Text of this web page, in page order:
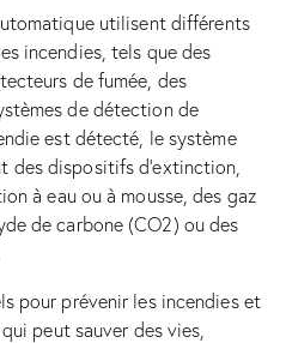
utilisent différents
incendies, tels que des
de fumée, des
de détection de
est détecté, le système
des dispositifs d’extinction,
à eau ou à mousse, des gaz
de carbone (CO2) ou des
pour prévenir les incendies et
peut sauver des vies,